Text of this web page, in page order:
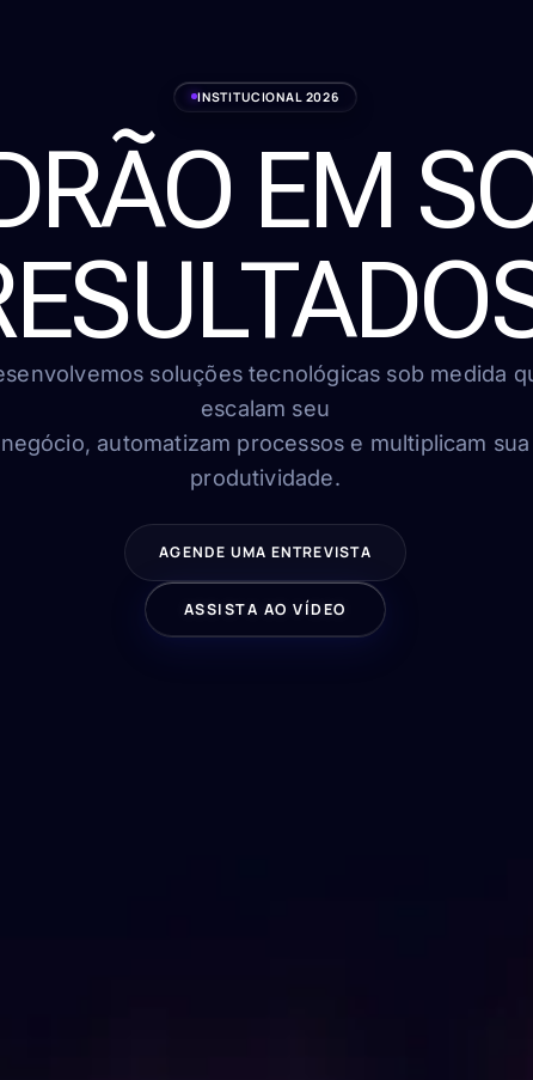
INSTITUCIONAL 2026
EM
soluções tecnológicas sob medida
escalam seu
negócio, automatizam processos e multiplicam sua
produtividade.
AGENDE UMA ENTREVISTA
ASSISTA AO VÍDEO